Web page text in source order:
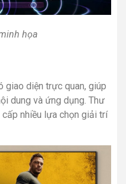
họa
giao diện trực quan, giúp
dung và ứng dụng. Thư
nhiều lựa chọn giải trí